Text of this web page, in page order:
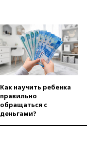
Как научить ребенка
правильно
обращаться с
деньгами?